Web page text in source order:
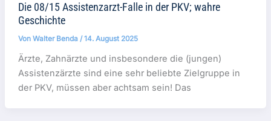
Die 08/15 Assistenzarzt-Falle in der PKV; wahre
Geschichte
Von Walter Benda /14. August 2025
Ärzte, Zahnärzte und insbesondere die (jungen)
Assistenzärzte sind eine sehr beliebte Zielgruppe in
der PKV, müssen aber achtsam sein! Das